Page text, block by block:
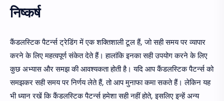
निष्कर्ष
कैंडलस्टिक पैटर्न्स ट्रेडिंग में एक शक्तिशाली टूल हैं, जो सही समय पर व्यापार
करने के लिए महत्वपूर्ण संकेत देते हैं। हालांकि इनका सही उपयोग करने के लिए
कुछ अभ्यास और समझ की आवश्यकता होती है। यदि आप कैंडलस्टिक पैटर्न्स को
समझकर सही समय पर निर्णय लेते हैं, तो आप मुनाफा कमा सकते हैं। लेकिन यह
भी ध्यान रखें कि कैंडलस्टिक पैटर्न्स हमेशा सही नहीं होते, इसलिए इन्हें अन्य